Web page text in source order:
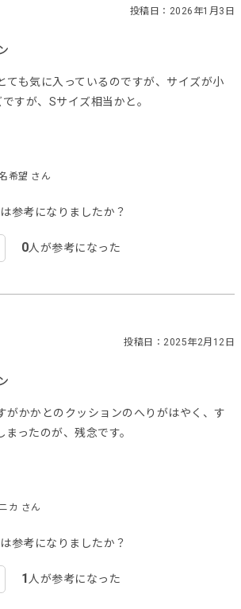
投稿日：2026年1月3日
ても気に入っているのですが、サイズが小
すが、Sサイズ相当かと。
希望 さん
参考になりましたか？
0人が参考になった
投稿日：2025年2月12日
がかかとのクッションのへりがはやく、す
ったのが、残念です。
カ さん
参考になりましたか？
1 人が参考になった